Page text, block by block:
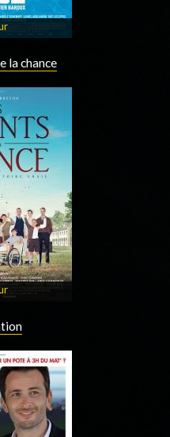
la chance